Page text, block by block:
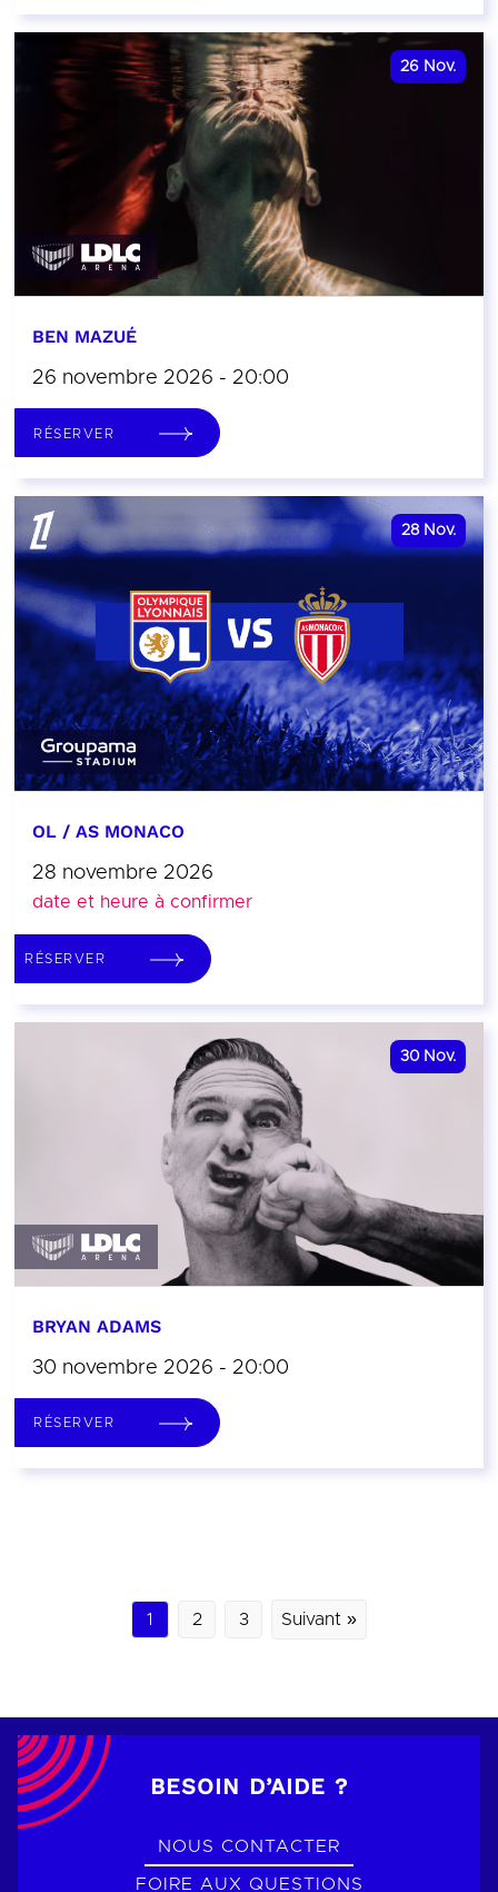
26 Nov.
BEN MAZUÉ
26 novembre 2026 - 20:00
RÉSERVER
28 Nov.
OL / AS MONACO
28 novembre 2026
date et heure à confirmer
RÉSERVER
30 Nov.
BRYAN ADAMS
30 novembre 2026 - 20:00
RÉSERVER
1 2 3 Suivant »
BESOIN D’AIDE ?
NOUS CONTACTER
FOIRE AUX QUESTIONS